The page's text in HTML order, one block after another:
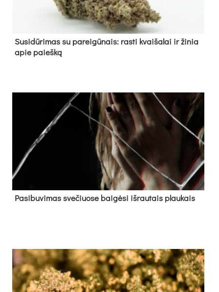
Su­si­dū­ri­mas su pa­rei­gū­nais: ras­ti kvai­ša­lai ir ži­nia
apie paieš­ką
Pa­si­bu­vi­mas sve­čiuo­se bai­gė­si iš­rau­tais plau­kais